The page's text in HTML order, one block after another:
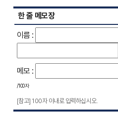
한 줄 메모장
이름 :
메모 :
/100자
[참고] 100자 이내로 입력하십시오.